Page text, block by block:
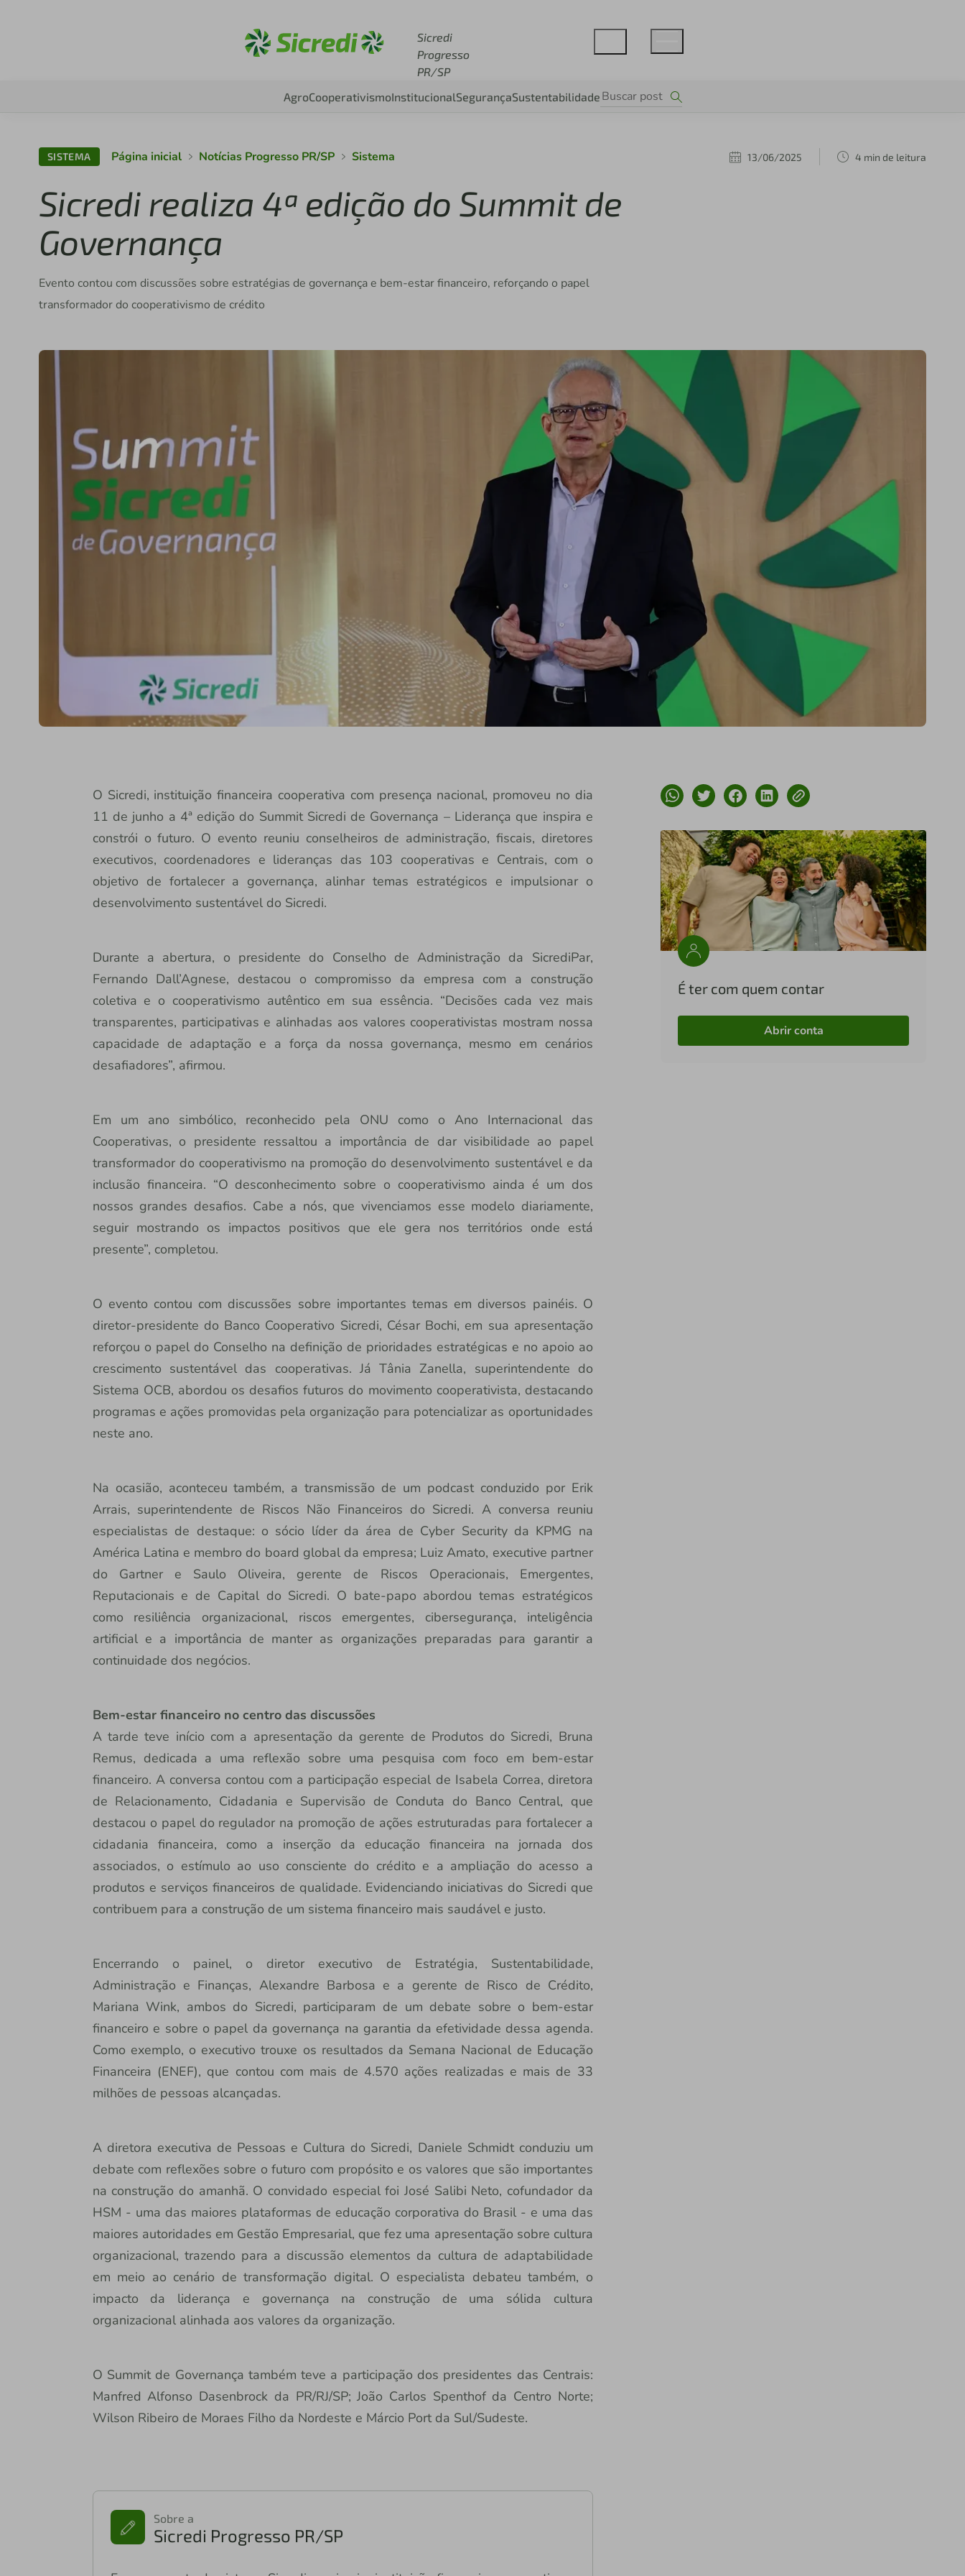
Sicredi
Progresso
PR/SP
AgroCooperativismoInstitucionalSegurançaSustentabilidade
SISTEMA Página inicial Notícias Progresso PR/SP Sistema 13/06/2025 4 min de leitura
Sicredi realiza 4ª edição do Summit de
Governança
Evento contou com discussões sobre estratégias de governança e bem-estar financeiro, reforçando o papel
transformador do cooperativismo de crédito
O Sicredi, instituição financeira cooperativa com presença nacional, promoveu no dia
11 de junho a 4ª edição do Summit Sicredi de Governança – Liderança que inspira e
constrói o futuro. O evento reuniu conselheiros de administração, fiscais, diretores
executivos, coordenadores e lideranças das 103 cooperativas e Centrais, com o
objetivo de fortalecer a governança, alinhar temas estratégicos e impulsionar o
desenvolvimento sustentável do Sicredi.
Durante a abertura, o presidente do Conselho de Administração da SicrediPar,
Fernando Dall’Agnese, destacou o compromisso da empresa com a construção
coletiva e o cooperativismo autêntico em sua essência. “Decisões cada vez mais
transparentes, participativas e alinhadas aos valores cooperativistas mostram nossa
capacidade de adaptação e a força da nossa governança, mesmo em cenários
desafiadores”, afirmou.
Em um ano simbólico, reconhecido pela ONU como o Ano Internacional das
Cooperativas, o presidente ressaltou a importância de dar visibilidade ao papel
transformador do cooperativismo na promoção do desenvolvimento sustentável e da
inclusão financeira. “O desconhecimento sobre o cooperativismo ainda é um dos
nossos grandes desafios. Cabe a nós, que vivenciamos esse modelo diariamente,
seguir mostrando os impactos positivos que ele gera nos territórios onde está
presente”, completou.
O evento contou com discussões sobre importantes temas em diversos painéis. O
diretor-presidente do Banco Cooperativo Sicredi, César Bochi, em sua apresentação
reforçou o papel do Conselho na definição de prioridades estratégicas e no apoio ao
crescimento sustentável das cooperativas. Já Tânia Zanella, superintendente do
Sistema OCB, abordou os desafios futuros do movimento cooperativista, destacando
programas e ações promovidas pela organização para potencializar as oportunidades
neste ano.
Na ocasião, aconteceu também, a transmissão de um podcast conduzido por Erik
Arrais, superintendente de Riscos Não Financeiros do Sicredi. A conversa reuniu
especialistas de destaque: o sócio líder da área de Cyber Security da KPMG na
América Latina e membro do board global da empresa; Luiz Amato, executive partner
do Gartner e Saulo Oliveira, gerente de Riscos Operacionais, Emergentes,
Reputacionais e de Capital do Sicredi. O bate-papo abordou temas estratégicos
como resiliência organizacional, riscos emergentes, cibersegurança, inteligência
artificial e a importância de manter as organizações preparadas para garantir a
continuidade dos negócios.
Bem-estar financeiro no centro das discussões
A tarde teve início com a apresentação da gerente de Produtos do Sicredi, Bruna
Remus, dedicada a uma reflexão sobre uma pesquisa com foco em bem-estar
financeiro. A conversa contou com a participação especial de Isabela Correa, diretora
de Relacionamento, Cidadania e Supervisão de Conduta do Banco Central, que
destacou o papel do regulador na promoção de ações estruturadas para fortalecer a
cidadania financeira, como a inserção da educação financeira na jornada dos
associados, o estímulo ao uso consciente do crédito e a ampliação do acesso a
produtos e serviços financeiros de qualidade. Evidenciando iniciativas do Sicredi que
contribuem para a construção de um sistema financeiro mais saudável e justo.
Encerrando o painel, o diretor executivo de Estratégia, Sustentabilidade,
Administração e Finanças, Alexandre Barbosa e a gerente de Risco de Crédito,
Mariana Wink, ambos do Sicredi, participaram de um debate sobre o bem-estar
financeiro e sobre o papel da governança na garantia da efetividade dessa agenda.
Como exemplo, o executivo trouxe os resultados da Semana Nacional de Educação
Financeira (ENEF), que contou com mais de 4.570 ações realizadas e mais de 33
milhões de pessoas alcançadas.
A diretora executiva de Pessoas e Cultura do Sicredi, Daniele Schmidt conduziu um
debate com reflexões sobre o futuro com propósito e os valores que são importantes
na construção do amanhã. O convidado especial foi José Salibi Neto, cofundador da
HSM - uma das maiores plataformas de educação corporativa do Brasil - e uma das
maiores autoridades em Gestão Empresarial, que fez uma apresentação sobre cultura
organizacional, trazendo para a discussão elementos da cultura de adaptabilidade
em meio ao cenário de transformação digital. O especialista debateu também, o
impacto da liderança e governança na construção de uma sólida cultura
organizacional alinhada aos valores da organização.
O Summit de Governança também teve a participação dos presidentes das Centrais:
Manfred Alfonso Dasenbrock da PR/RJ/SP; João Carlos Spenthof da Centro Norte;
Wilson Ribeiro de Moraes Filho da Nordeste e Márcio Port da Sul/Sudeste.
Sobre a
Sicredi Progresso PR/SP
É ter com quem contar
Abrir conta